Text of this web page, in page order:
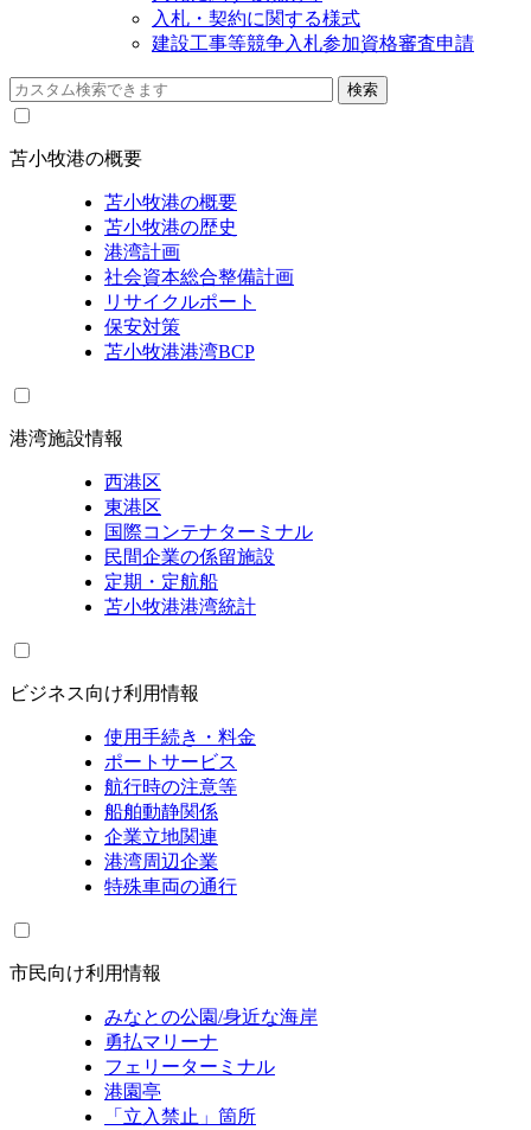
入札・契約に関する様式
建設工事等競争入札参加資格審査申請
苫小牧港の概要
苫小牧港の概要
苫小牧港の歴史
港湾計画
社会資本総合整備計画
リサイクルポート
保安対策
苫小牧港港湾BCP
港湾施設情報
西港区
東港区
国際コンテナターミナル
民間企業の係留施設
定期・定航船
苫小牧港港湾統計
ビジネス向け利用情報
使用手続き・料金
ポートサービス
航行時の注意等
船舶動静関係
企業立地関連
港湾周辺企業
特殊車両の通行
市民向け利用情報
みなとの公園/身近な海岸
勇払マリーナ
フェリーターミナル
港園亭
「立入禁止」箇所